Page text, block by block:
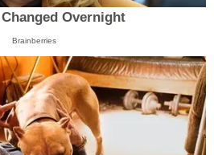
Overnight
Brainberries